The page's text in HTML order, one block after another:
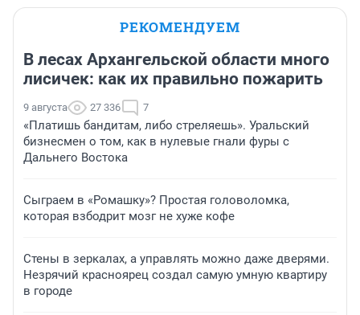
РЕКОМЕНДУЕМ
В лесах Архангельской области много
лисичек: как их правильно пожарить
9 августа 27 336 7
«Платишь бандитам, либо стреляешь». Уральский
бизнесмен о том, как в нулевые гнали фуры с
Дальнего Востока
Сыграем в «Ромашку»? Простая головоломка,
которая взбодрит мозг не хуже кофе
Стены в зеркалах, а управлять можно даже дверями.
Незрячий красноярец создал самую умную квартиру
в городе